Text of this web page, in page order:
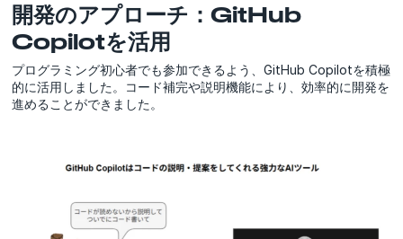
開発のアプローチ：GitHub
Copilotを活用
プログラミング初心者でも参加できるよう、GitHub Copilotを積極
的に活用しました。コード補完や説明機能により、効率的に開発を
進めることができました。